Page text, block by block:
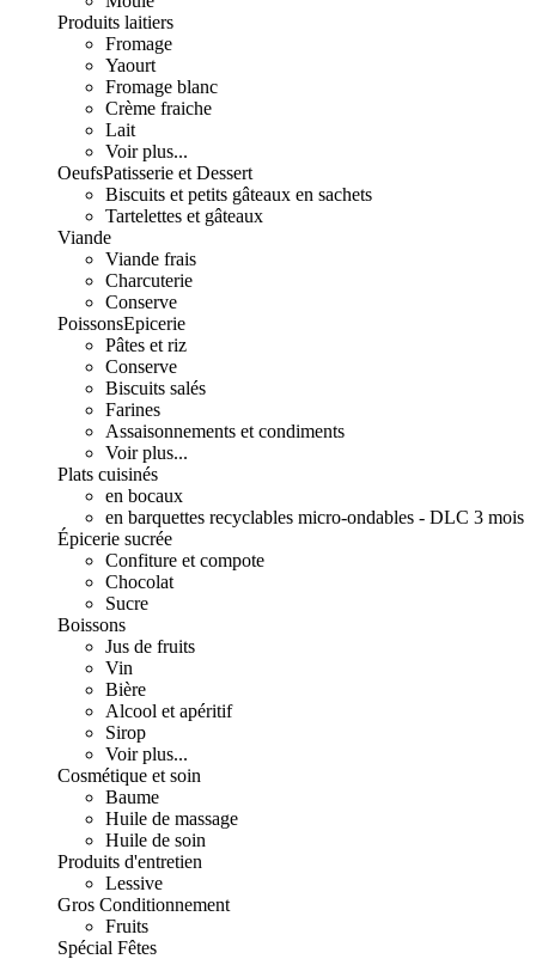
Produits laitiers
Fromage
Yaourt
Fromage blanc
Crème fraiche
Lait
Voir plus...
OeufsPatisserie et Dessert
Biscuits et petits gâteaux en sachets
Tartelettes et gâteaux
Viande
Viande frais
Charcuterie
Conserve
PoissonsEpicerie
Pâtes et riz
Conserve
Biscuits salés
Farines
Assaisonnements et condiments
Voir plus...
Plats cuisinés
en bocaux
en barquettes recyclables micro-ondables - DLC 3 mois
Épicerie sucrée
Confiture et compote
Chocolat
Sucre
Boissons
Jus de fruits
Vin
Bière
Alcool et apéritif
Sirop
Voir plus...
Cosmétique et soin
Baume
Huile de massage
Huile de soin
Produits d'entretien
Lessive
Gros Conditionnement
Fruits
Spécial Fêtes